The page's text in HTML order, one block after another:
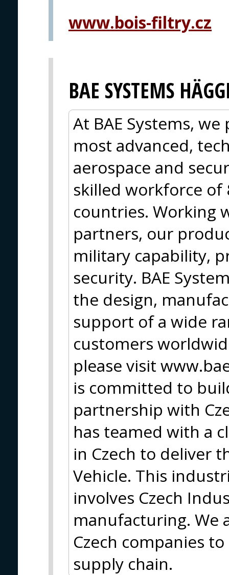
www.bois-filtry.cz
BAE SYSTEMS
At BAE Systems,
most advanced,
aerospace and
skilled workforce of
countries. Working
partners, our
military capability,
security. BAE
the design,
support of a wide
customers
please visit
is committed to
partnership with
has teamed with a
in Czech to deliver
Vehicle. This
involves Czech
manufacturing. We
Czech companies
supply chain.